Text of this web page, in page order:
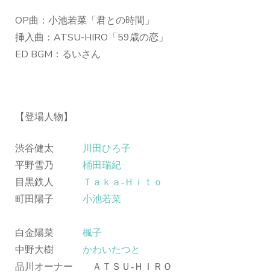
OP曲：小池若菜「君との時間」
挿入曲：ATSU-HIRO「59歳の恋」
ED BGM：るいさん
【登場人物】
渋谷健太 川田ひろ子
平野雪乃 桶田瑞紀
目黒鉄人
Ｔａｋａ‐Ｈｉｔｏ
町田陽子 小池若菜
白金陽菜 楓子
中野大樹 かわいたつと
品川オーナー ＡＴＳＵ‐ＨＩＲＯ